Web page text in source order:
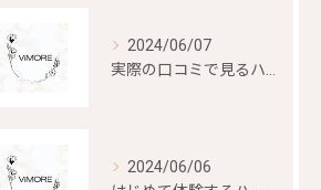
2024/06/07
2024/06/06